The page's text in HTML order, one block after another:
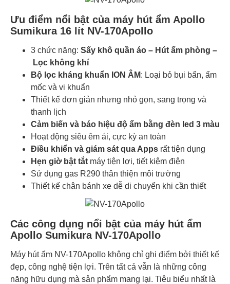
Ưu điểm nổi bật của máy hút ẩm Apollo
Sumikura 16 lít NV-170Apollo
3 chức năng: Sấy khô quần áo – Hút ẩm phòng –
Lọc không khí
Bộ lọc kháng khuẩn ION ÂM: Loại bỏ bụi bẩn, ẩm
mốc và vi khuẩn
Thiết kế đơn giản nhưng nhỏ gọn, sang trọng và
thanh lịch
Cảm biến và báo hiệu độ ẩm bằng đèn led 3 màu
Hoạt động siêu êm ái, cực kỳ an toàn
Điều khiển và giám sát qua Apps rất tiện dụng
Hẹn giờ bật tắt máy tiện lợi, tiết kiệm điện
Sử dụng gas R290 thân thiện môi trường
Thiết kế chân bánh xe dễ di chuyển khi cần thiết
Các công dụng nổi bật của máy hút ẩm
Apollo Sumikura NV-170Apollo
Máy hút ẩm NV-170Apollo không chỉ ghi điểm bởi thiết kế
đẹp, công nghệ tiện lợi. Trên tất cả vẫn là những công
năng hữu dụng mà sản phẩm mang lại. Tiêu biểu nhất là